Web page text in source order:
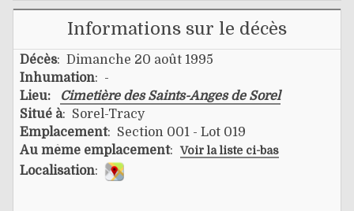
Informations sur le décès
Décès: Dimanche 20 août 1995
Inhumation: -
Lieu:
Cimetière des Saints-Anges de Sorel
Situé à: Sorel-Tracy
Emplacement: Section 001 - Lot 019
Au même emplacement: Voir la liste ci-bas
Localisation: